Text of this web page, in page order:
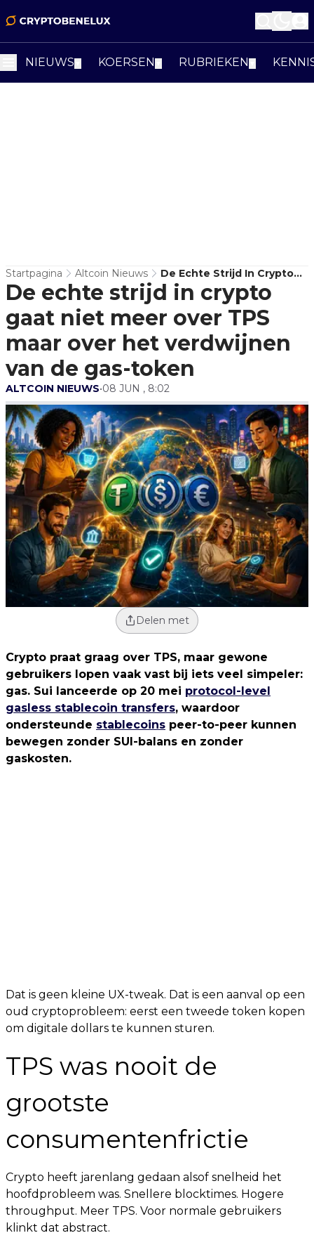
NIEUWS KOERSEN RUBRIEKEN
Startpagina Altcoin Nieuws
De Echte Strijd In Crypto
Gaat Niet Meer Over TPS
Maar Over Het Verdwijnen
Van De Gas-Token
De echte strijd in crypto
gaat niet meer over TPS
maar over het verdwijnen
van de gas-token
ALTCOIN NIEUWS•08 JUN , 8:02
Delen met
Crypto praat graag over TPS, maar gewone
gebruikers lopen vaak vast bij iets veel simpeler:
gas. Sui lanceerde op 20 mei protocol-level
gasless stablecoin transfers, waardoor
ondersteunde stablecoins peer-to-peer kunnen
bewegen zonder SUI-balans en zonder
gaskosten.
Dat is geen kleine UX-tweak. Dat is een aanval op een
oud cryptoprobleem: eerst een tweede token kopen
om digitale dollars te kunnen sturen.
TPS was nooit de
grootste
consumentenfrictie
Crypto heeft jarenlang gedaan alsof snelheid het
hoofdprobleem was. Snellere blocktimes. Hogere
throughput. Meer TPS. Voor normale gebruikers
klinkt dat abstract.